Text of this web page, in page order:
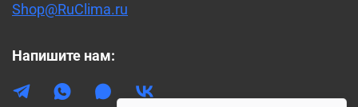
Shop@RuClima.ru
Напишите нам: